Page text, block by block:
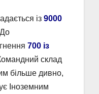
із 9000
700 із
склад
більше дивно,
Іноземним